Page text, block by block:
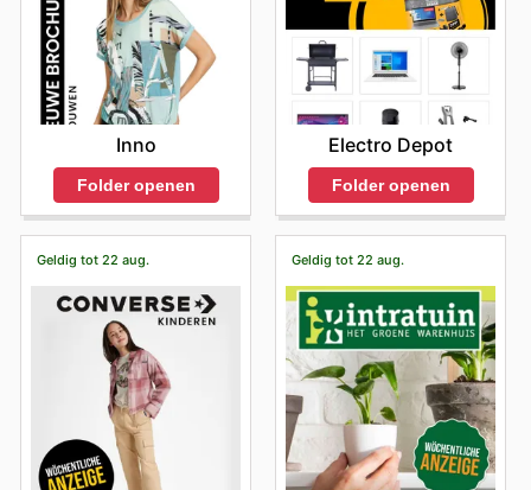
Inno
Folder openen
Electro Depot
Folder openen
Geldig tot 22 aug. Geldig tot 22 aug.